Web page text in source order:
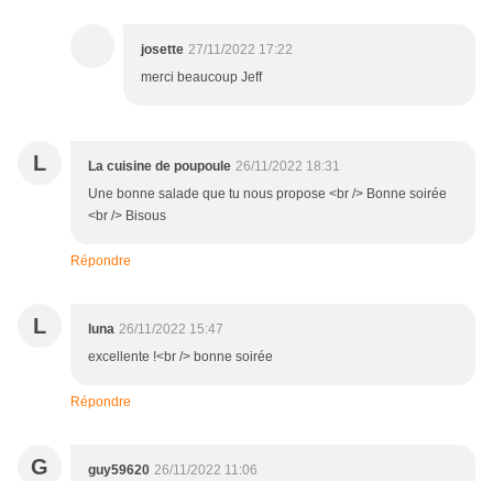
josette 27/11/2022 17:22
merci beaucoup Jeff
L La cuisine de poupoule 26/11/2022 18:31
Une bonne salade que tu nous propose <br /> Bonne soirée
<br /> Bisous
Répondre
L luna 26/11/2022 15:47
excellente !<br /> bonne soirée
Répondre
G guy59620 26/11/2022 11:06